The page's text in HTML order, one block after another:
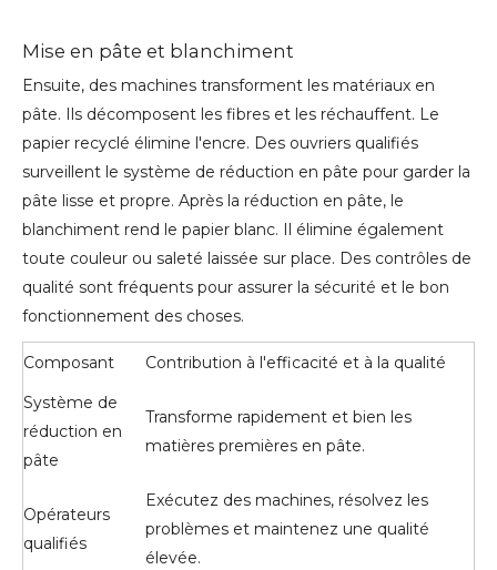
Mise en pâte et blanchiment
Ensuite, des machines transforment les matériaux en
pâte. Ils décomposent les fibres et les réchauffent. Le
papier recyclé élimine l'encre. Des ouvriers qualifiés
surveillent le système de réduction en pâte pour garder la
pâte lisse et propre. Après la réduction en pâte, le
blanchiment rend le papier blanc. Il élimine également
toute couleur ou saleté laissée sur place. Des contrôles de
qualité sont fréquents pour assurer la sécurité et le bon
fonctionnement des choses.
Composant
Contribution à l'efficacité et à la qualité
Système de
réduction en
pâte
Transforme rapidement et bien les
matières premières en pâte.
Opérateurs
qualifiés
Exécutez des machines, résolvez les
problèmes et maintenez une qualité
élevée.